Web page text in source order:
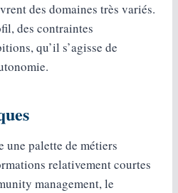
des domaines très variés.
des contraintes
qu’il s’agisse de
une palette de métiers
relativement courtes
management, le